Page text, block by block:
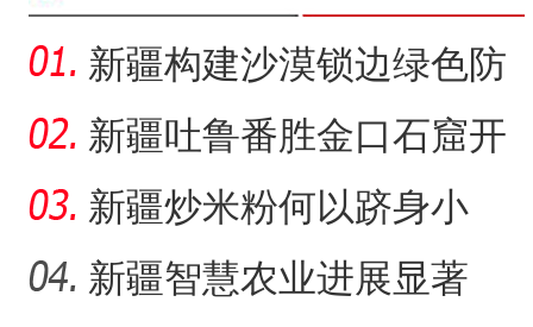
新疆构建沙漠锁边绿色防
护带 从“锁边绿化”到“产
新疆吐鲁番胜金口石窟开
放有何特殊意义？
新疆炒米粉何以跻身小
吃“顶流”？
新疆智慧农业进展显著